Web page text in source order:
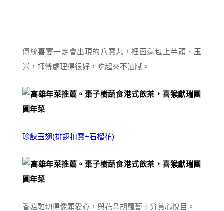
傳統喜宴一定會出現的八寶丸，裡面還包上芋頭、玉
米，師傅處理得很好，吃起來不油膩。
珍餃玉翅(排翅扣寶+石榴花)
香菇雕切得像顆愛心，與花朵胡蘿蔔十分賞心悅目。